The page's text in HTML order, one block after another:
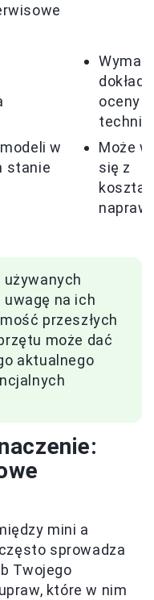
w
stanie
oceny
Może
się z
napraw
używanych
na ich
przeszłych
może dać
aktualnego
mini a
sprowadza
Twojego
które w nim